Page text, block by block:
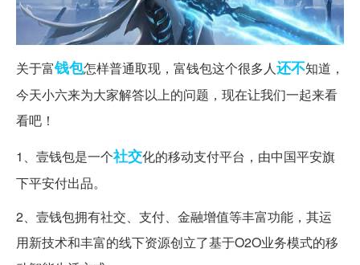
关于富钱包怎样普通取现，富钱包这个很多人还不知道，
今天小六来为大家解答以上的问题，现在让我们一起来看
看吧！
1、壹钱包是一个社交化的移动支付平台，由中国平安旗
下平安付出品。
2、壹钱包拥有社交、支付、金融增值等丰富功能，其运
用新技术和丰富的线下资源创立了基于O2O业务模式的移